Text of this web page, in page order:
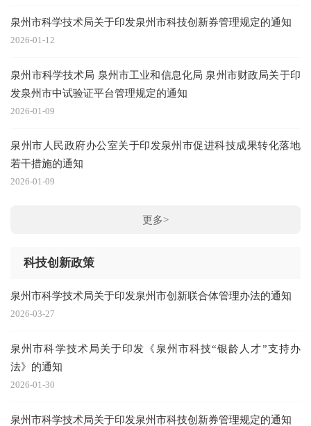
泉州市科学技术局关于印发泉州市科技创新券管理规定的通知
2026-01-12
泉州市科学技术局 泉州市工业和信息化局 泉州市财政局关于印
发泉州市中试验证平台管理规定的通知
2026-01-09
泉州市人民政府办公室关于印发泉州市促进科技成果转化落地
若干措施的通知
2026-01-09
更多>
科技创新政策
泉州市科学技术局关于印发泉州市创新联合体管理办法的通知
2026-03-27
泉州市科学技术局关于印发《泉州市科技“银龄人才”支持办
法》的通知
2026-01-30
泉州市科学技术局关于印发泉州市科技创新券管理规定的通知